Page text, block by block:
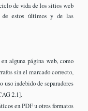
de vida de los sitios web
de estos últimos y de las
alguna página web, como
sin el marcado correcto,
uso indebido de separadores
2.1].
en PDF u otros formatos